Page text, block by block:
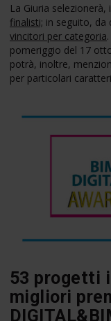
La Giuria
finalisti; in seguito, da
vincitori per categoria
pomeriggio del 17
potrà, inoltre,
per particolari
53 progetti
migliori